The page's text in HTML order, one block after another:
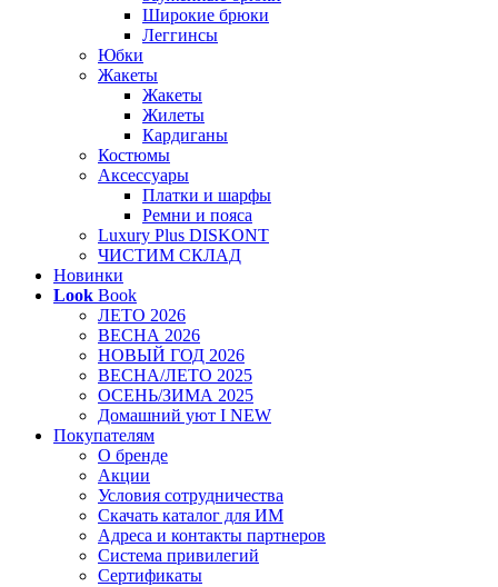
Широкие брюки
Леггинсы
Юбки
Жакеты
Жакеты
Жилеты
Кардиганы
Костюмы
Аксессуары
Платки и шарфы
Ремни и пояса
Luxury Plus DISKONT
ЧИСТИМ СКЛАД
Новинки
Look Book
ЛЕТО 2026
ВЕСНА 2026
НОВЫЙ ГОД 2026
ВЕСНА/ЛЕТО 2025
ОСЕНЬ/ЗИМА 2025
Домашний уют I NEW
Покупателям
О бренде
Акции
Условия сотрудничества
Скачать каталог для ИМ
Адреса и контакты партнеров
Система привилегий
Сертификаты